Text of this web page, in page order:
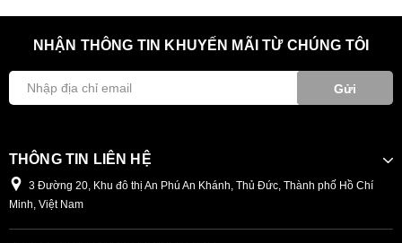
NHẬN THÔNG TIN KHUYẾN MÃI TỪ CHÚNG TÔI
Gửi
THÔNG TIN LIÊN HỆ
3 Đường 20, Khu đô thị An Phú An Khánh, Thủ Đức, Thành phố Hồ Chí
Minh, Việt Nam